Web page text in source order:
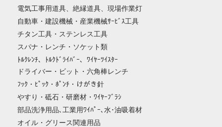
電気工事用道具、絶縁道具、現場作業灯
自動車・建設機械・産業機械ｻｰﾋﾞｽ工具
チタン工具・ステンレス工具
スパナ・レンチ・ソケット類
ﾄﾙｸﾚﾝﾁ、ﾄﾙｸﾄﾞﾗｲﾊﾞｰ、ﾜｲﾔｰﾂｲｽﾀｰ
ドライバー・ビット・六角棒レンチ
ﾌｯｸ・ﾋﾟｯｸ・ﾎﾟﾝﾁ・けがき針
やすり・砥石・研磨材・ﾜｲﾔｰﾌﾞﾗｼ
部品洗浄用品､工業用ﾜｲﾊﾟｰ､水･油吸着材
オイル・グリース関連用品